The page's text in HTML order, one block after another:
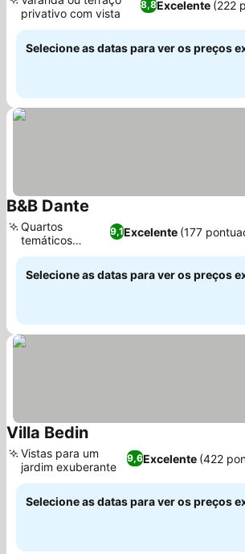
8,8Excelente (222
privativo com vista
Selecione as datas para ver os preços
B&B Dante
9,1Excelente (177
Quartos
temáticos
literários
Selecione as datas para ver os preços
Villa BedinVer preços
9,6Excelente (422
Vistas para um
jardim exuberante
Selecione as datas para ver os preços